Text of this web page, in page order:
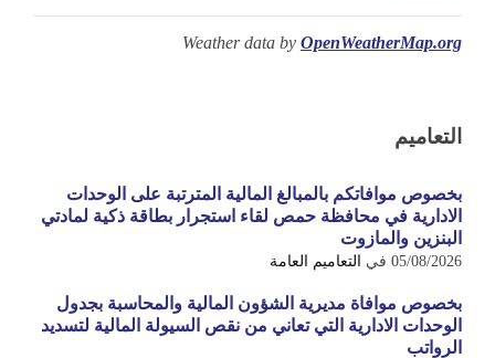
Weather data by OpenWeatherMap.org
التعاميم
بخصوص موافاتكم بالمبالغ المالية المترتبة على الوحدات
الادارية في محافظة حمص لقاء استجرار بطاقة ذكية لمادتي
البنزين والمازوت
05/08/2026 في التعاميم العامة
بخصوص موافاة مديرية الشؤون المالية والمحاسبة بجدول
الوحدات الادارية التي تعاني من نقص السيولة المالية لتسديد
الرواتب